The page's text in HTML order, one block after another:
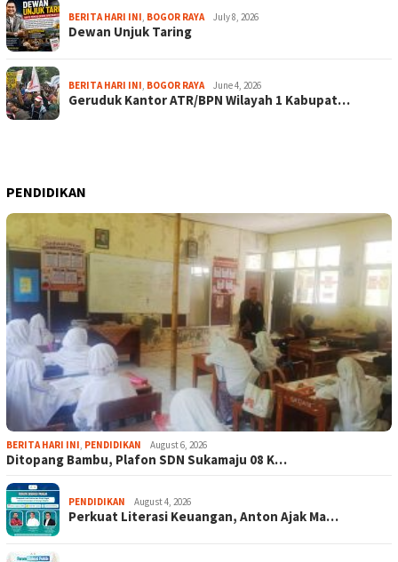
BERITA HARI INI, BOGOR RAYA July 8, 2026
Dewan Unjuk Taring
BERITA HARI INI, BOGOR RAYA June 4, 2026
Geruduk Kantor ATR/BPN Wilayah 1 Kabupat…
PENDIDIKAN
BERITA HARI INI, PENDIDIKAN August 6, 2026
Ditopang Bambu, Plafon SDN Sukamaju 08 K…
PENDIDIKAN August 4, 2026
Perkuat Literasi Keuangan, Anton Ajak Ma…